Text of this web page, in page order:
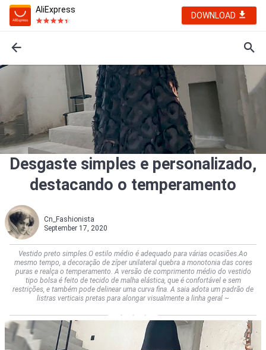
AliExpress
DOWNLOAD
Desgaste simples e personalizado,
destacando o temperamento
Cn_Fashionista
September 17, 2020
Vestido preto simples.O estilo médio é adequado para várias ocasiões.Ao
mesmo tempo, a decoração de zíper unilateral quebra a monotonia das cores
puras e realça o temperamento. A versão de comprimento médio do vestido
tipo bolsa é feito de tecido de malha elástica, que é confortável e sem
restrições, e também pode delinear uma curva fina. A saia adota um padrão de
listras verticais pretas para alongar visualmente a linha geral ~